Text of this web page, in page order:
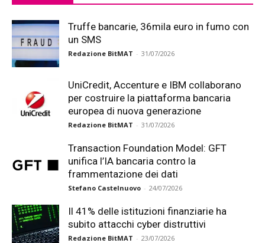
Truffe bancarie, 36mila euro in fumo con
un SMS
Redazione BitMAT - 31/07/2026
UniCredit, Accenture e IBM collaborano
per costruire la piattaforma bancaria
europea di nuova generazione
Redazione BitMAT - 31/07/2026
Transaction Foundation Model: GFT
unifica l’IA bancaria contro la
frammentazione dei dati
Stefano Castelnuovo - 24/07/2026
Il 41% delle istituzioni finanziarie ha
subito attacchi cyber distruttivi
Redazione BitMAT - 23/07/2026